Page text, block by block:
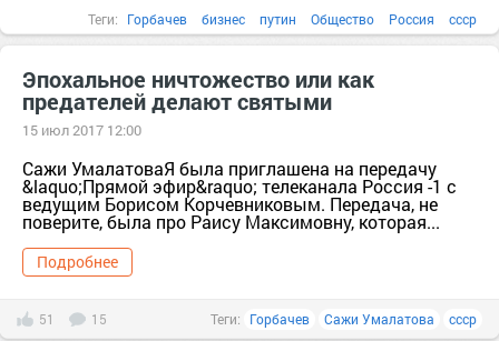
Теги: Горбачев бизнес путин Общество Россия ссср
Эпохальное ничтожество или как
предателей делают святыми
15 июл 2017 12:00
Сажи УмалатоваЯ была приглашена на передачу
&laquo;Прямой эфир&raquo; телеканала Россия -1 с
ведущим Борисом Корчевниковым. Передача, не
поверите, была про Раису Максимовну, которая...
Подробнее
51 15 Теги: Горбачев Сажи Умалатова ссср